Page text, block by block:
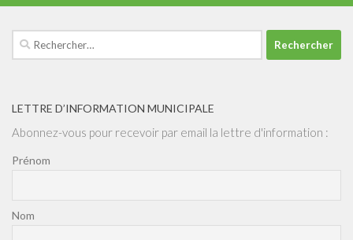
Rechercher :
LETTRE D’INFORMATION MUNICIPALE
Abonnez-vous pour recevoir par email la lettre d'information :
Prénom
Nom